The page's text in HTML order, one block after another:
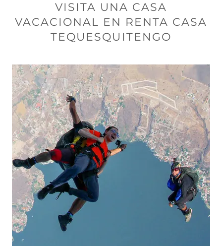
VISITA UNA CASA
VACACIONAL EN RENTA CASA
TEQUESQUITENGO